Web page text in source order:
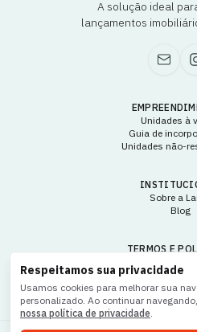
A solução ideal
lançamentos
Unidades à
Guia de
Unidades não-
Sobre a
Blog
TERMOS E
Política de
Respeitamos sua privacidade
Usamos cookies para melhorar sua
personalizado. Ao continuar
nossa política de privacidade.